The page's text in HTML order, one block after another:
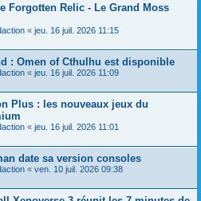
Forgotten Relic - Le Grand Moss
« jeu. 16 juil. 2026 11:15
: Omen of Cthulhu est disponible
« jeu. 16 juil. 2026 11:09
Plus : les nouveaux jeux du
« jeu. 16 juil. 2026 11:01
date sa version consoles
« ven. 10 juil. 2026 09:38